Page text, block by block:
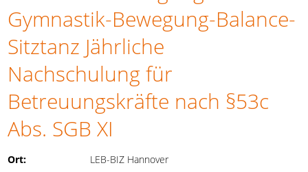
Gymnastik-Bewegung-Balance-
Sitztanz Jährliche
Nachschulung für
Betreuungskräfte nach §53c
Abs. SGB XI
Ort:
LEB-BIZ Hannover